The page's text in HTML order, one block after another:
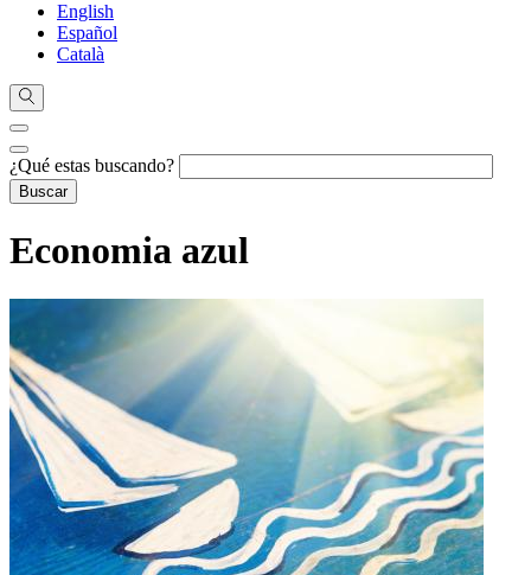
English
Español
Català
¿Qué estas buscando?
Economia azul